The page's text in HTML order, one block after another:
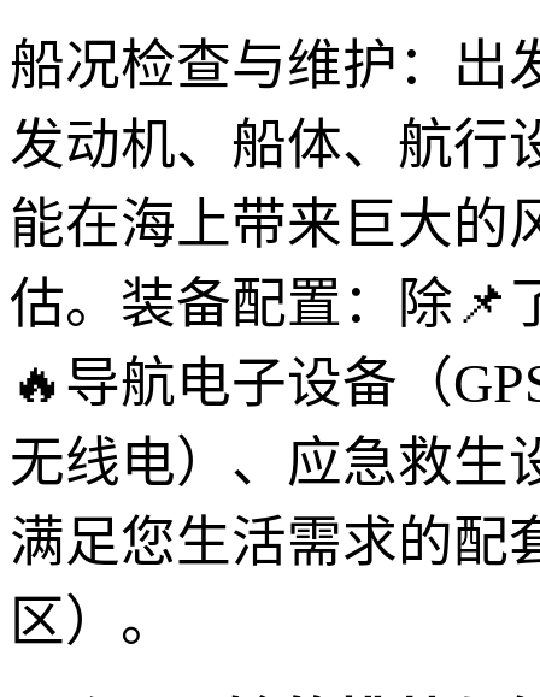
船况检查与维护：出
发动机、船体、航行
能在海上带来巨大的
估。装备配置：除📌
🔥导航电子设备（
无线电）、应急救生
满足您生活需求的配
区）。